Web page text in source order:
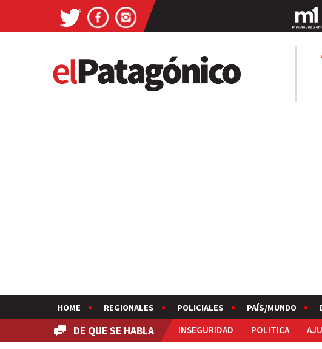
HOME REGIONALES POLICIALES PAÍS/MUNDO
DE QUE SE HABLA INSEGURIDAD POLITICA